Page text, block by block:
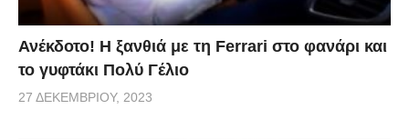
Ανέκδοτο! Η ξανθιά με τη Ferrari στο φανάρι και
το γυφτάκι Πολύ Γέλιο
27 ΔΕΚΕΜΒΡΊΟΥ, 2023